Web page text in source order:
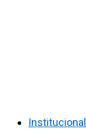
Institucional